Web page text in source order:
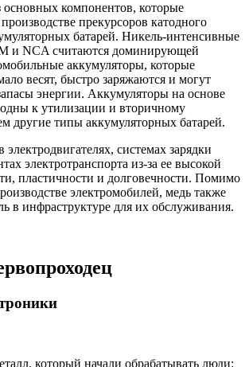
компонентов, которые
прекурсоров катодного
батарей. Никель-интенсивные
и NCA считаются доминирующей
аккумуляторы, которые
весят, быстро заряжаются и могут
энергии. Аккумуляторы на основе
к утилизации и вторичному
другие типы аккумуляторных батарей.
системах зарядки
электротранспорта из-за ее высокой
пластичности и долговечности. Помимо
электромобилей, медь также
в инфраструктуре для их обслуживания.
который начали обрабатывать люди: